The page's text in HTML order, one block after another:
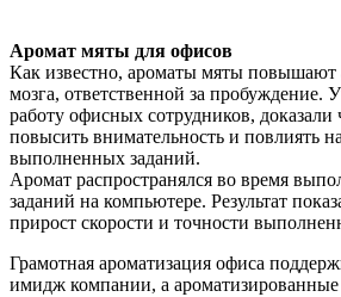
Аромат мяты для офисов
Как известно, ароматы мяты повышают
мозга, ответственной за пробуждение.
работу офисных сотрудников, доказали
повысить внимательность и повлиять
выполненных заданий.
Аромат распространялся во время
заданий на компьютере. Результат
прирост скорости и точности
Грамотная ароматизация офиса
имидж компании, а